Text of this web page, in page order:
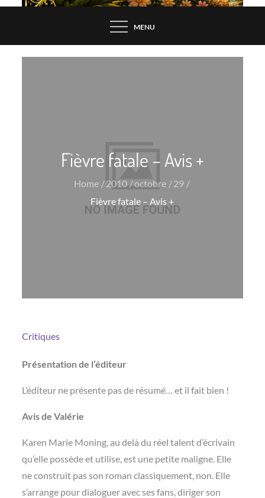
MENU
Fièvre fatale – Avis +
Home 2010 octobre
29
Fièvre fatale – Avis +
Critiques
Présentation de l’éditeur
L’éditeur ne présente pas de résumé… et il fait bien !
Avis de Valérie
Karen Marie Moning, au delà du réel talent d’écrivain
qu’elle possède et utilise, est une petite maligne. Elle
ne construit pas son roman classiquement, non. Elle
s’arrange pour dialoguer avec ses fans, diriger son